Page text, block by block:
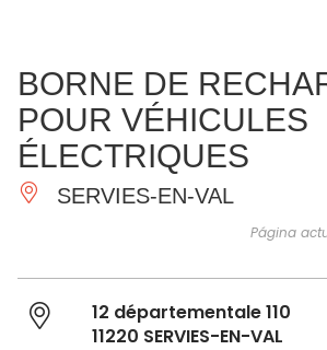
IMPRESCINDIBLES
HACER
BORNE DE
POUR VÉHICULES
ÉLECTRIQUES
SERVIES-EN-VAL
Página
12 départementale 110
11220 SERVIES-EN-VAL